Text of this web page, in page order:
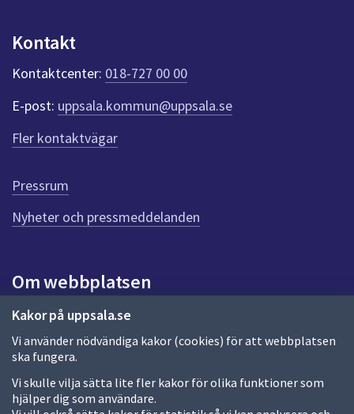
Kakor på uppsala.se
Vi använder nödvändiga kakor (cookies) för att webbplatsen
ska fungera.
Vi skulle vilja sätta lite fler kakor för olika funktioner som
hjälper dig som användare.
n
k
t
e
r
f
ö
r
e
n
n
a
d
a
Kontakt
Kontaktcenter: 018-727 00 00
E-post: uppsala.kommun@uppsala.se
Fler kontaktvägar
Pressrum
Nyheter och pressmeddelanden
Om webbplatsen
Om webbplatsen
Allmänna handlingar och diarium
Behandling av personuppgifter
Kakor